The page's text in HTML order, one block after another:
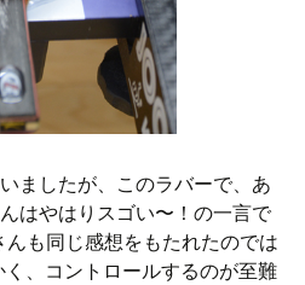
ましたが、このラバーで、あ
はやはりスゴい〜！の一言で
も同じ感想をもたれたのでは
、コントロールするのが至難